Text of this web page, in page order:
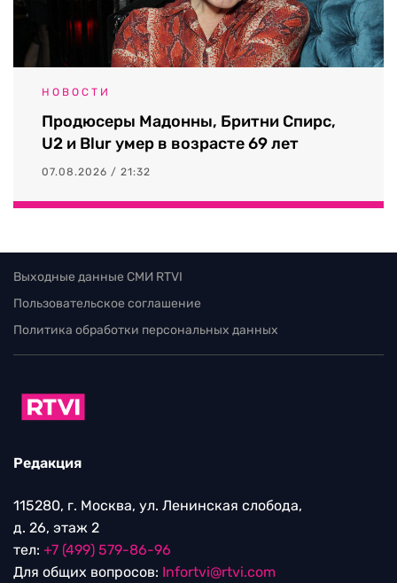
НОВОСТИ
Продюсеры Мадонны, Бритни Спирс,
U2 и Blur умер в возрасте 69 лет
07.08.2026 / 21:32
Выходные данные СМИ RTVI
Пользовательское соглашение
Политика обработки персональных данных
Редакция
115280, г. Москва, ул. Ленинская слобода,
д. 26, этаж 2
тел: +7 (499) 579-86-96
Для общих вопросов: Infortvi@rtvi.com